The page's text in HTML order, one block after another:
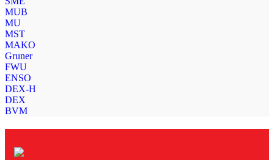
MUB
MU
MST
MAKO
Gruner
FWU
ENSO
DEX-H
DEX
BVM